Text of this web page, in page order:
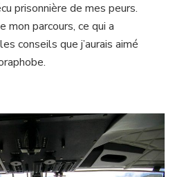
prisonnière de mes peurs.
mon parcours, ce qui a
conseils que j’aurais aimé